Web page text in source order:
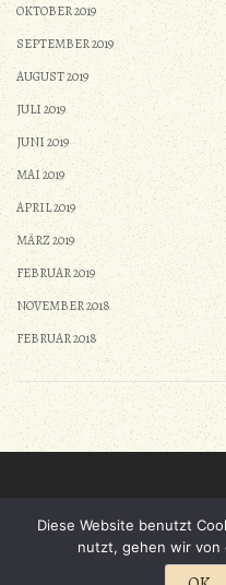
OKTOBER 2019
SEPTEMBER 2019
AUGUST 2019
JULI 2019
JUNI 2019
MAI 2019
APRIL 2019
MÄRZ 2019
FEBRUAR 2019
NOVEMBER 2018
FEBRUAR 2018
Gestaltet vonNasio
Diese Website benutzt
nutzt, gehen wir von